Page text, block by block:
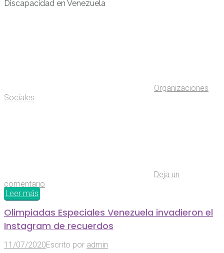
Discapacidad en Venezuela
Organizaciones
Sociales
Deja un
comentario
Leer más
Olimpiadas Especiales Venezuela invadieron el
Instagram de recuerdos
11/07/2020Escrito por admin